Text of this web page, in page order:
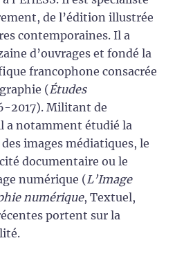
de l’édition illustrée
contemporaines. Il a
d’ouvrages et fondé la
francophone consacrée
(Études
2017). Militant de
a notamment étudié la
images médiatiques, le
documentaire ou le
numérique (L’Image
numérique, Textuel,
portent sur la